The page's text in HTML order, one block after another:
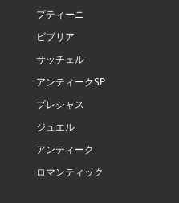
プティーニ
ビブリア
サッチェル
アンティークSP
プレシャス
ジュエル
アンティーク
ロマンティック